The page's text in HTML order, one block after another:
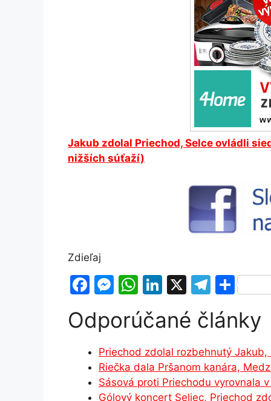
Jakub zdolal Priechod, Selce ovládli
nižších súťaží)
Zdieľaj
F
c
e
b
o
M
s
s
e
n
W
at
s
A
p
Li
k
e
dI
n
X
T
e
gr
a
m
S
ar
e
Odporúčané články
Priechod zdolal rozbehnutý
Riečka dala Pršanom kanára,
Sásová proti Priechodu vyrovnala
Gólový koncert Seliec, Priechod